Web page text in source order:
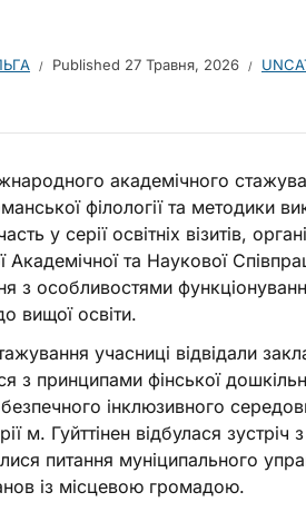
Published 27 Травня, 2026
академічного
філології та методики
у серії освітніх візитів,
Академічної та Наукової
з особливостями
вищої освіти.
учасниці відвідали
з принципами фінської
інклюзивного
м. Гуйттінен відбулася
питання муніципального
із місцевою громадою.